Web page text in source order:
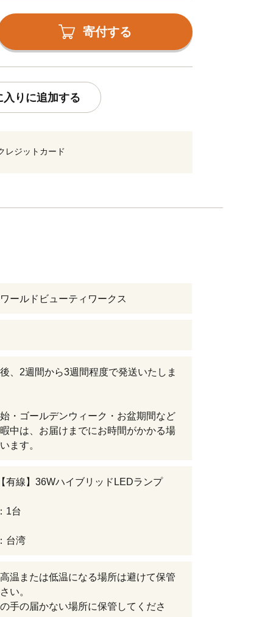
寄付する
入りに追加する
レジットカード
ールドビューティワークス
、2週間から3週間程度で発送いたしま
・ゴールデンウィーク・お盆期間など
中は、お届けまでにお時間がかかる場
ます。
有線】36WハイブリッドLEDランプ
1台
台湾
温または低温になる場所は避けて保管
い。
手の届かない場所に保管してくださ